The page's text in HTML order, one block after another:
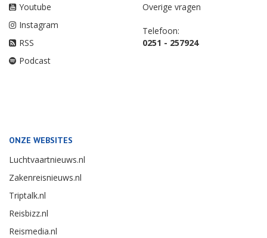
Youtube
Instagram
RSS
Podcast
Overige vragen
Telefoon:
0251 - 257924
ONZE WEBSITES
Luchtvaartnieuws.nl
Zakenreisnieuws.nl
Triptalk.nl
Reisbizz.nl
Reismedia.nl